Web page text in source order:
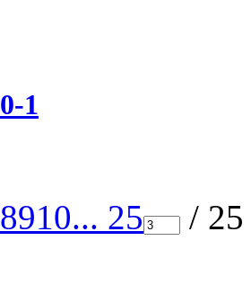
1
8910... 25
/